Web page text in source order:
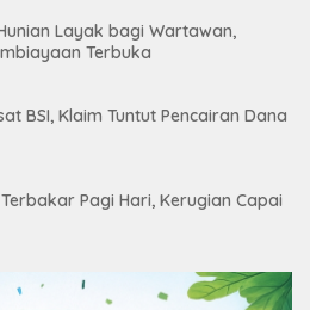
Layak bagi Wartawan,
Terbuka
BSI, Klaim Tuntut Pencairan Dana
Pagi Hari, Kerugian Capai